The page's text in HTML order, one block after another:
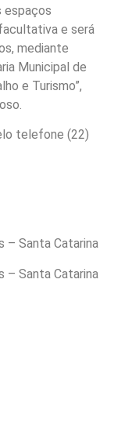
espaços
e será
mediante
Municipal de
e Turismo”,
telefone (22)
– Santa Catarina
– Santa Catarina